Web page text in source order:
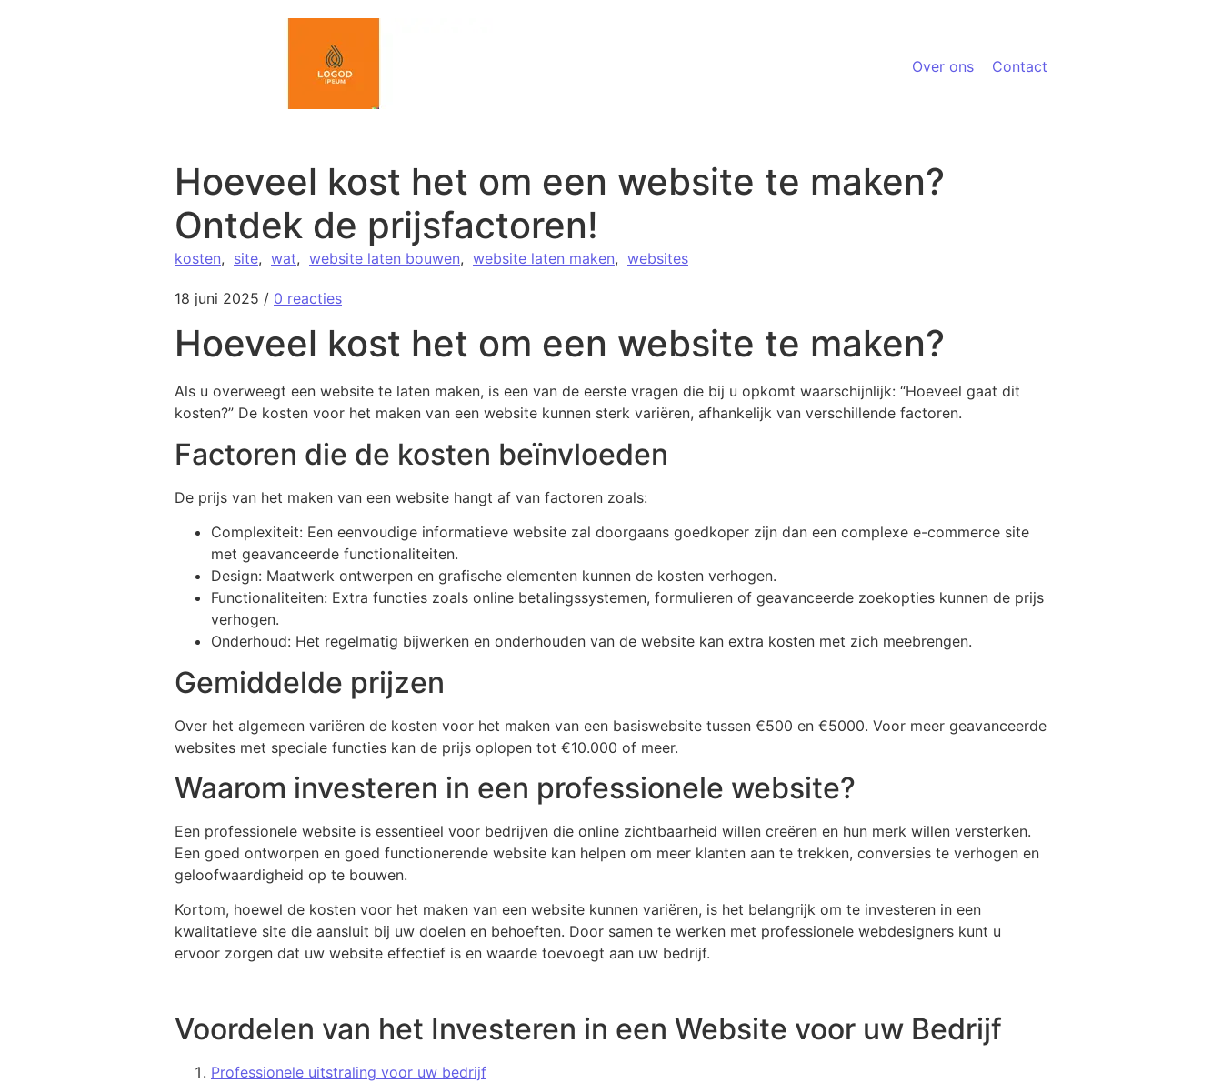
Over ons Contact
Hoeveel kost het om een website te maken?
Ontdek de prijsfactoren!
kosten, site, wat, website laten bouwen, website laten maken, websites
18 juni 2025 / 0 reacties
Hoeveel kost het om een ​​website te maken?
Als u overweegt een website te laten maken, is een van de eerste vragen die bij u opkomt waarschijnlijk: “Hoeveel gaat dit
kosten?” De kosten voor het maken van een website kunnen sterk variëren, afhankelijk van verschillende factoren.
Factoren die de kosten beïnvloeden
De prijs van het maken van een website hangt af van factoren zoals:
Complexiteit: Een eenvoudige informatieve website zal doorgaans goedkoper zijn dan een complexe e-commerce site
met geavanceerde functionaliteiten.
Design: Maatwerk ontwerpen en grafische elementen kunnen de kosten verhogen.
Functionaliteiten: Extra functies zoals online betalingssystemen, formulieren of geavanceerde zoekopties kunnen de prijs
verhogen.
Onderhoud: Het regelmatig bijwerken en onderhouden van de website kan extra kosten met zich meebrengen.
Gemiddelde prijzen
Over het algemeen variëren de kosten voor het maken van een basiswebsite tussen €500 en €5000. Voor meer geavanceerde
websites met speciale functies kan de prijs oplopen tot €10.000 of meer.
Waarom investeren in een professionele website?
Een professionele website is essentieel voor bedrijven die online zichtbaarheid willen creëren en hun merk willen versterken.
Een goed ontworpen en goed functionerende website kan helpen om meer klanten aan te trekken, conversies te verhogen en
geloofwaardigheid op te bouwen.
Kortom, hoewel de kosten voor het maken van een website kunnen variëren, is het belangrijk om te investeren in een
kwalitatieve site die aansluit bij uw doelen en behoeften. Door samen te werken met professionele webdesigners kunt u
ervoor zorgen dat uw website effectief is en waarde toevoegt aan uw bedrijf.
Voordelen van het Investeren in een Website voor uw Bedrijf
Professionele uitstraling voor uw bedrijf